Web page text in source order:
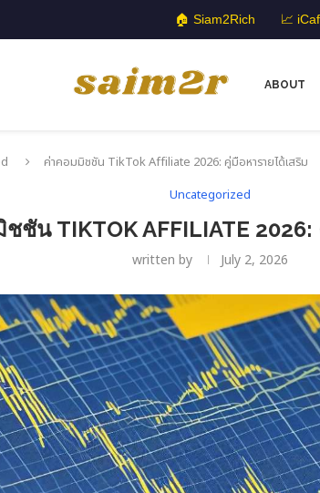
🏠 Siam2Rich 📈
ABOUT
ค่าคอมมิชชัน TikTok Affiliate 2026: คู่มือหารายได้เสริม
Uncategorized
ชัน TIKTOK AFFILIATE
written by July 2, 2026